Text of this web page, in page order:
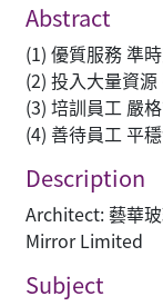
Abstract
(1) 優質服務 準
(2) 投入大量資
(3) 培訓員工 嚴
(4) 善待員工 平
Description
Architect: 藝華
Mirror Limited
Subject